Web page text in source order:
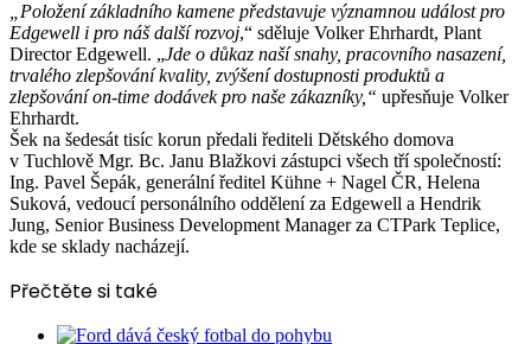
„Položení základního kamene představuje významnou událost pro
Edgewell i pro náš další rozvoj,“ sděluje Volker Ehrhardt, Plant
Director Edgewell. „Jde o důkaz naší snahy, pracovního nasazení,
trvalého zlepšování kvality, zvýšení dostupnosti produktů a
zlepšování on-time dodávek pro naše zákazníky,“ upřesňuje Volker
Ehrhardt.
Šek na šedesát tisíc korun předali řediteli Dětského domova
v Tuchlově Mgr. Bc. Janu Blažkovi zástupci všech tří společností:
Ing. Pavel Šepák, generální ředitel Kühne + Nagel ČR, Helena
Suková, vedoucí personálního oddělení za Edgewell a Hendrik
Jung, Senior Business Development Manager za CTPark Teplice,
kde se sklady nacházejí.
Přečtěte si také